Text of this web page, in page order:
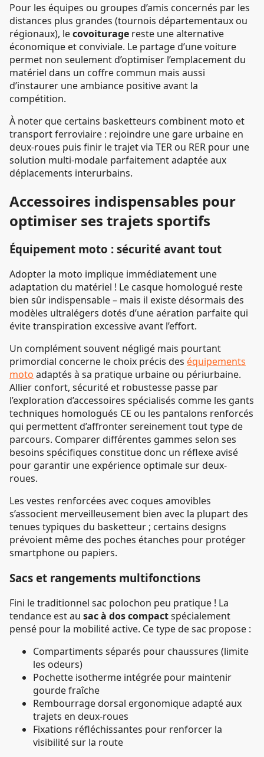
Pour les équipes ou groupes d’amis concernés par les
distances plus grandes (tournois départementaux ou
régionaux), lecovoiturage reste une alternative
économique et conviviale. Le partage d’une voiture
permet non seulement d’optimiser l’emplacement du
matériel dans un coffre commun mais aussi
d’instaurer une ambiance positive avant la
compétition.
À noter que certains basketteurs combinent moto et
transport ferroviaire : rejoindre une gare urbaine en
deux-roues puis finir le trajet via TER ou RER pour une
solution multi-modale parfaitement adaptée aux
déplacements interurbains.
Accessoires indispensables pour
optimiser ses trajets sportifs
Équipement moto : sécurité avant tout
Adopter la moto implique immédiatement une
adaptation du matériel ! Le casque homologué reste
bien sûr indispensable – mais il existe désormais des
modèles ultralégers dotés d’une aération parfaite qui
évite transpiration excessive avant l’effort.
Un complément souvent négligé mais pourtant
primordial concerne le choix précis des équipements
moto adaptés à sa pratique urbaine ou périurbaine.
Allier confort, sécurité et robustesse passe par
l’exploration d’accessoires spécialisés comme les gants
techniques homologués CE ou les pantalons renforcés
qui permettent d’affronter sereinement tout type de
parcours. Comparer différentes gammes selon ses
besoins spécifiques constitue donc un réflexe avisé
pour garantir une expérience optimale sur deux-
roues.
Les vestes renforcées avec coques amovibles
s’associent merveilleusement bien avec la plupart des
tenues typiques du basketteur ; certains designs
prévoient même des poches étanches pour protéger
smartphone ou papiers.
Sacs et rangements multifonctions
Fini le traditionnel sac polochon peu pratique ! La
tendance est au sac à dos compactspécialement
pensé pour la mobilité active. Ce type de sac propose :
Compartiments séparés pour chaussures (limite
les odeurs)
Pochette isotherme intégrée pour maintenir
gourde fraîche
Rembourrage dorsal ergonomique adapté aux
trajets en deux-roues
Fixations réfléchissantes pour renforcer la
visibilité sur la route